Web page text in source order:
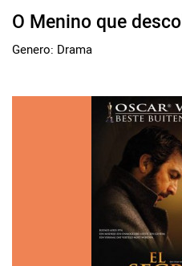
O Menino que
Genero: Drama